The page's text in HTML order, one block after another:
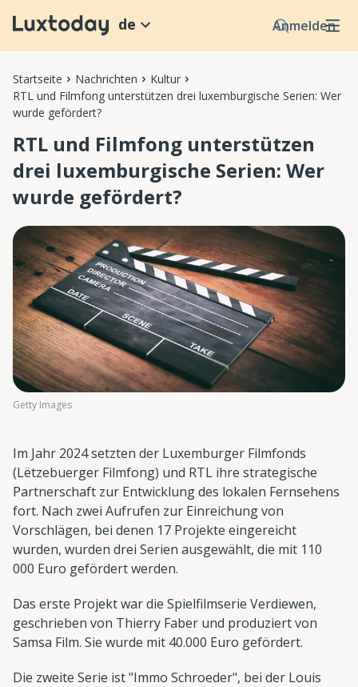
Anmelden
de
Startseite Nachrichten
Kultur
RTL und Filmfong unterstützen drei luxemburgische Serien: Wer
wurde gefördert?
RTL und Filmfong unterstützen
drei luxemburgische Serien: Wer
wurde gefördert?
Getty Images
Im Jahr 2024 setzten der Luxemburger Filmfonds
(Lëtzebuerger Filmfong) und RTL ihre strategische
Partnerschaft zur Entwicklung des lokalen Fernsehens
fort. Nach zwei Aufrufen zur Einreichung von
Vorschlägen, bei denen 17 Projekte eingereicht
wurden, wurden drei Serien ausgewählt, die mit 110
000 Euro gefördert werden.
Das erste Projekt war die Spielfilmserie Verdiewen,
geschrieben von Thierry Faber und produziert von
Samsa Film. Sie wurde mit 40.000 Euro gefördert.
Die zweite Serie ist "Immo Schroeder", bei der Louis